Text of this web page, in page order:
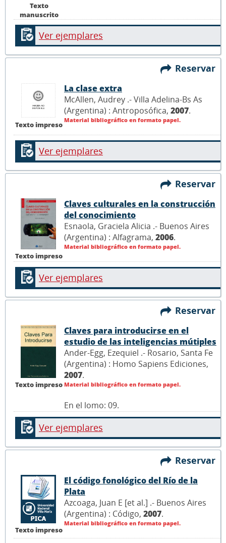
Texto
manuscrito
Ver ejemplares
Reservar
Texto impreso
La clase extra
McAllen, Audrey .- Villa Adelina-Bs As
(Argentina) : Antroposófica, 2007.
Material bibliográfico en formato papel.
Ver ejemplares
Reservar
Texto impreso
Claves culturales en la construcción
del conocimiento
Esnaola, Graciela Alicia .- Buenos Aires
(Argentina) : Alfagrama, 2006.
Material bibliográfico en formato papel.
Ver ejemplares
Reservar
Texto impreso
Claves para introducirse en el
estudio de las inteligencias mútiples
Ander-Egg, Ezequiel .- Rosario, Santa Fe
(Argentina) : Homo Sapiens Ediciones,
2007.
Material bibliográfico en formato papel.
En el lomo: 09.
Ver ejemplares
Reservar
Texto impreso
El código fonológico del Río de la
Plata
Azcoaga, Juan E [et al.] .- Buenos Aires
(Argentina) : Código, 2007.
Material bibliográfico en formato papel.